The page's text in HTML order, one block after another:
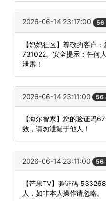
2026-06-14 23:17:00
【妈妈社区】尊敬的客户
731022。安全提示：任何
泄露！
2026-06-14 23:11:00
【海尔智家】您的验证码
效，请勿泄漏于他人！
2026-06-14 23:11:00
【芒果TV】验证码
人，如非本人操作请忽略。